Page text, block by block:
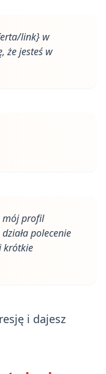
link} w
że jesteś w
mój profil
polecenie
krótkie
i dajesz